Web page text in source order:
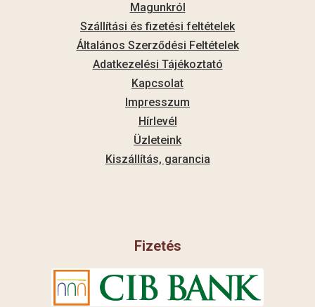
Magunkról
Szállítási és fizetési feltételek
Általános Szerződési Feltételek
Adatkezelési Tájékoztató
Kapcsolat
Impresszum
Hírlevél
Üzleteink
Kiszállítás, garancia
Fizetés